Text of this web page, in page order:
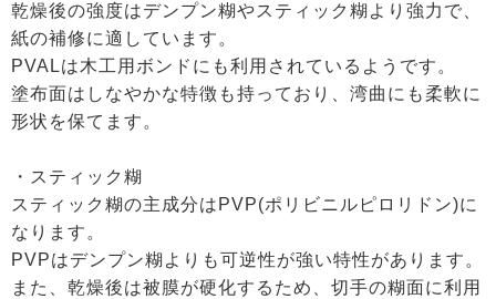
乾燥後の強度はデンプン糊やスティック糊より強力で、
紙の補修に適しています。
PVALは木工用ボンドにも利用されているようです。
塗布面はしなやかな特徴も持っており、湾曲にも柔軟に
形状を保てます。
・スティック糊
スティック糊の主成分はPVP(ポリビニルピロリドン)に
なります。
PVPはデンプン糊よりも可逆性が強い特性があります。
また、乾燥後は被膜が硬化するため、切手の糊面に利用